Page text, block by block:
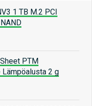
1 TB M.2 PCI
PTM
2 g